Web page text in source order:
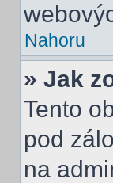
Nahoru
» Jak
Tento
pod
na